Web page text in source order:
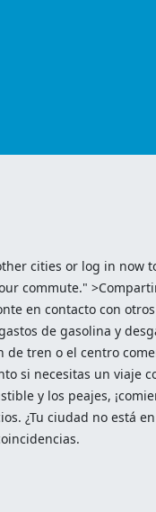
cities or log in now
commute."
en contacto con
de gasolina y
tren o el centro
si necesitas un viaje
y los peajes,
¿Tu ciudad no está